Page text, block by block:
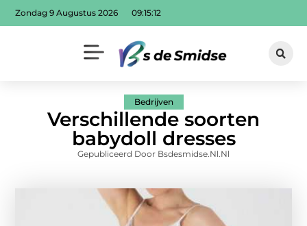
Zondag 9 Augustus 2026 09:15:14
Bedrijven
Verschillende soorten
babydoll dresses
Gepubliceerd Door Bsdesmidse.nl.nl